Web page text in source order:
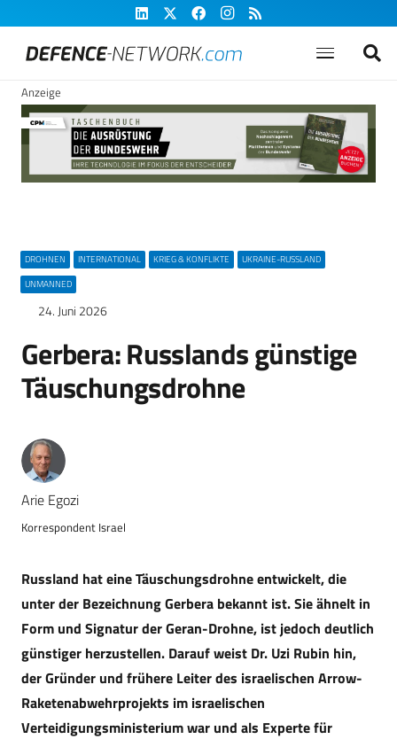
Anzeige
DROHNEN INTERNATIONAL KRIEG & KONFLIKTE
UKRAINE-RUSSLAND
UNMANNED
24. Juni 2026
Gerbera: Russlands günstige
Täuschungsdrohne
Arie Egozi
Korrespondent Israel
Russland hat eine Täuschungsdrohne entwickelt, die
unter der Bezeichnung Gerbera bekannt ist. Sie ähnelt in
Form und Signatur der Geran-Drohne, ist jedoch deutlich
günstiger herzustellen. Darauf weist Dr. Uzi Rubin hin,
der Gründer und frühere Leiter des israelischen Arrow-
Raketenabwehrprojekts im israelischen
Verteidigungsministerium war und als Experte für